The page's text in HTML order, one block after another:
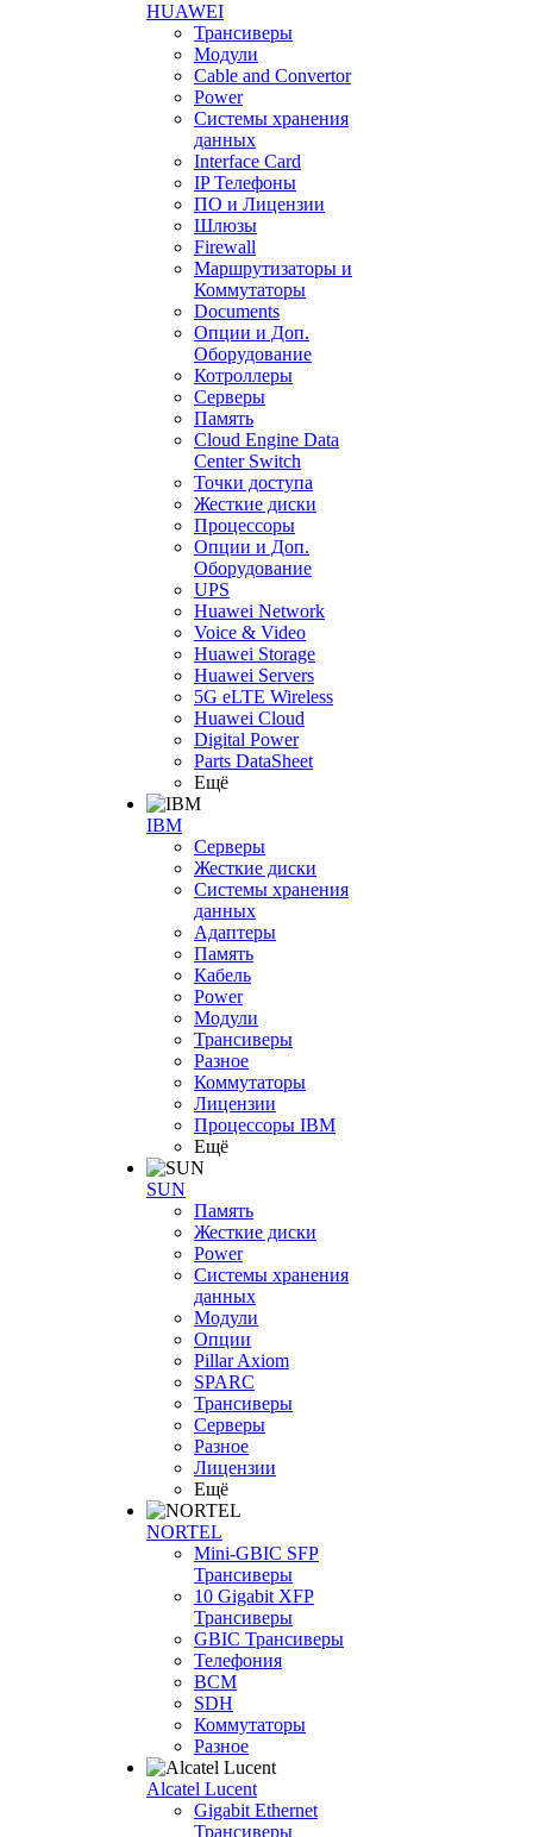
HUAWEI
Трансиверы
Модули
Cable and Convertor
Power
Системы хранения
данных
Interface Card
IP Телефоны
ПО и Лицензии
Шлюзы
Firewall
Маршрутизаторы и
Коммутаторы
Documents
Опции и Доп.
Оборудование
Котроллеры
Серверы
Память
Cloud Engine Data
Center Switch
Точки доступа
Жесткие диски
Процессоры
Опции и Доп.
Оборудование
UPS
Huawei Network
Voice & Video
Huawei Storage
Huawei Servers
5G eLTE Wireless
Huawei Cloud
Digital Power
Parts DataSheet
Ещё
IBM
Серверы
Жесткие диски
Системы хранения
данных
Адаптеры
Память
Кабель
Power
Модули
Трансиверы
Разное
Коммутаторы
Лицензии
Процессоры IBM
Ещё
SUN
Память
Жесткие диски
Power
Системы хранения
данных
Модули
Опции
Pillar Axiom
SPARC
Трансиверы
Серверы
Разное
Лицензии
Ещё
NORTEL
Mini-GBIC SFP
Трансиверы
10 Gigabit XFP
Трансиверы
GBIC Трансиверы
Телефония
BCM
SDH
Коммутаторы
Разное
Alcatel Lucent
Gigabit Ethernet
Трансиверы